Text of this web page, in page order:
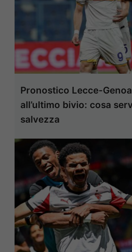
Pronostico Lecce-
all’ultimo bivio: cosa
salvezza